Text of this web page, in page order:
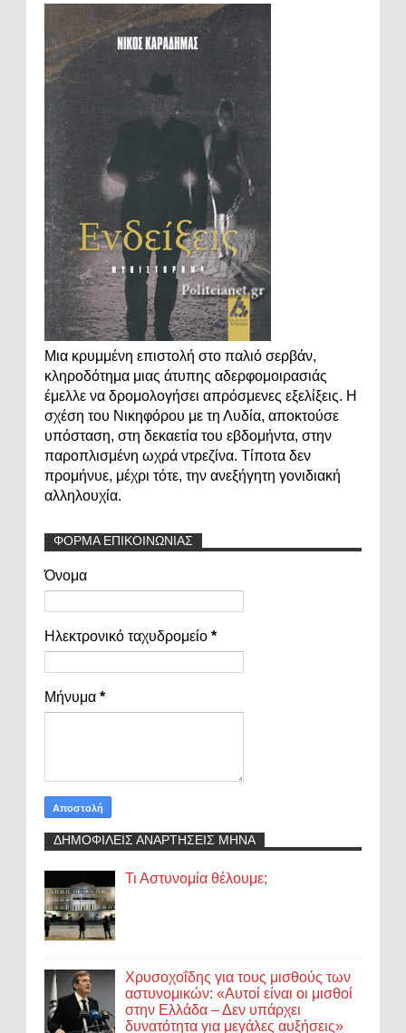
Μια κρυμμένη επιστολή στο παλιό σερβάν,
κληροδότημα μιας άτυπης αδερφομοιρασιάς
έμελλε να δρομολογήσει απρόσμενες εξελίξεις. Η
σχέση του Νικηφόρου με τη Λυδία, αποκτούσε
υπόσταση, στη δεκαετία του εβδομήντα, στην
παροπλισμένη ωχρά ντρεζίνα. Τίποτα δεν
προμήνυε, μέχρι τότε, την ανεξήγητη γονιδιακή
αλληλουχία.
ΦΟΡΜΑ ΕΠΙΚΟΙΝΩΝΙΑΣ
Όνομα
Ηλεκτρονικό ταχυδρομείο *
Μήνυμα *
ΔΗΜΟΦΙΛΕΙΣ ΑΝΑΡΤΗΣΕΙΣ ΜΗΝΑ
Τι Αστυνομία θέλουμε;
Χρυσοχοΐδης για τους μισθούς των
αστυνομικών: «Αυτοί είναι οι μισθοί
στην Ελλάδα – Δεν υπάρχει
δυνατότητα για μεγάλες αυξήσεις»